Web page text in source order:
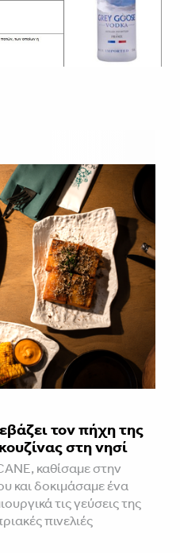
τον πήχη της
στη νησί
καθίσαμε στην
και δοκιμάσαμε ένα
τις γεύσεις της
πινελιές